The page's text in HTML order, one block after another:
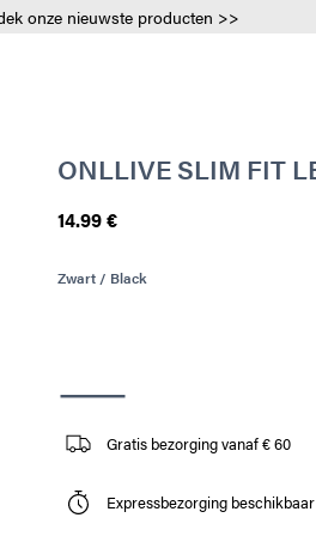
onze nieuwste producten >>
ONLLIVE SLIM FIT
14.99 €
Zwart / Black
Gratis bezorging vanaf € 60
Expressbezorging beschikbaar